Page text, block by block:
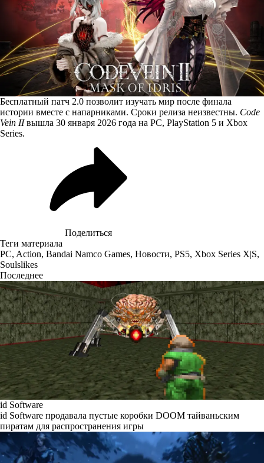
Бесплатный патч 2.0 позволит изучать мир после финала
истории вместе с напарниками. Сроки релиза неизвестны. Code
Vein IIвышла 30 января 2026 года на PC, PlayStation 5 и Xbox
Series.
Поделиться
Теги материала
PC, Action, Bandai Namco Games, Новости, PS5, Xbox Series X|S,
Soulslikes
Последнее
id Software
id Software продавала пустые коробки DOOM тайваньским
пиратам для распространения игры